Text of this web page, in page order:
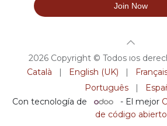
2026 Copyright © Todos los
Català
| English (UK) |
Português
|
Con tecnología de
- El mejor
de código abierto